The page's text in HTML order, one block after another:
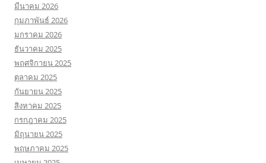
มีนาคม 2026
กุมภาพันธ์ 2026
มกราคม 2026
ธันวาคม 2025
พฤศจิกายน 2025
ตุลาคม 2025
กันยายน 2025
สิงหาคม 2025
กรกฎาคม 2025
มิถุนายน 2025
พฤษภาคม 2025